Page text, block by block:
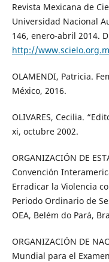
Revista Mexicana de
Universidad Nacional
146, enero-abril 2014.
http://
OLAMENDI, Patricia.
México, 2016.
OLIVARES, Cecilia.
xi, octubre 2002.
ORGANIZACIÓN DE
Convención
Erradicar la Violencia
Periodo Ordinario de
OEA, Belém do Pará,
ORGANIZACIÓN DE
Mundial para el